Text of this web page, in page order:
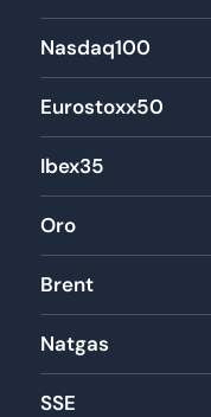
Nasdaq100
Eurostoxx50
Ibex35
Oro
Brent
Natgas
SSE